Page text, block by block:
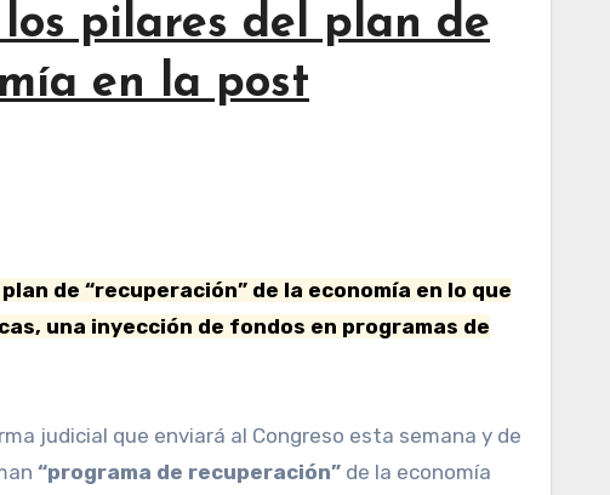
pilares del plan de
en la post
una inyección de fondos en programas de
judicial que enviará al Congreso esta semana y de
“programa de recuperación” de la economía